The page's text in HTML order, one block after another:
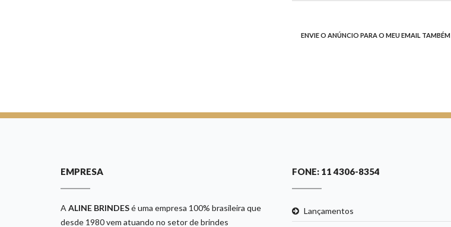
ENVIE O ANÚNCIO PARA O MEU EMAIL TAMBÉM
EMPRESA
A ALINE BRINDESé uma empresa 100% brasileira que
desde 1980 vem atuando no setor de brindes
FONE: 11 4306-8354
Lançamentos